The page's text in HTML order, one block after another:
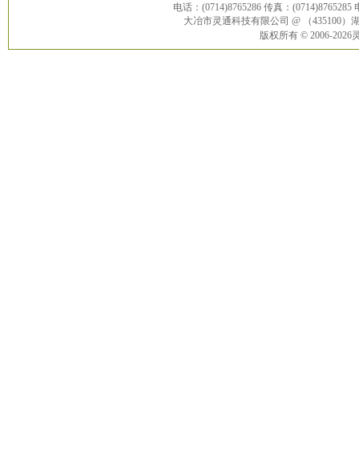
电话：(0714)8765286 传真：(0714)8765285
大冶市灵通科技有限公司 @ （435100
版权所有 © 2006-2026